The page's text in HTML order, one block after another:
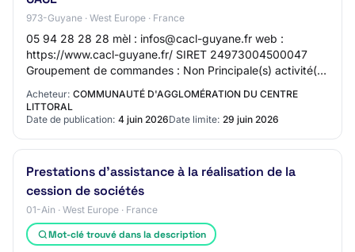
973-Guyane · West Europe · France
05 94 28 28 28 mèl : infos@cacl-guyane.fr web :
https://www.cacl-guyane.fr/ SIRET 24973004500047
Groupement de commandes : Non Principale(s) activité(s)
du pouvoir adjudicateur : Services généraux de…
Acheteur: COMMUNAUTÉ D'AGGLOMÉRATION DU CENTRE
LITTORAL
Date de publication: 4 juin 2026Date limite: 29 juin 2026
Prestations d'assistance à la réalisation de la
cession de sociétés
01-Ain · West Europe · France
Mot-clé trouvé dans la description